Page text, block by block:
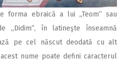
forma ebraică a lui ,,Teom” sau
,,Didim”, în latineşte înseamnă
pe cel născut deodată cu alt
nume poate defini caracterul